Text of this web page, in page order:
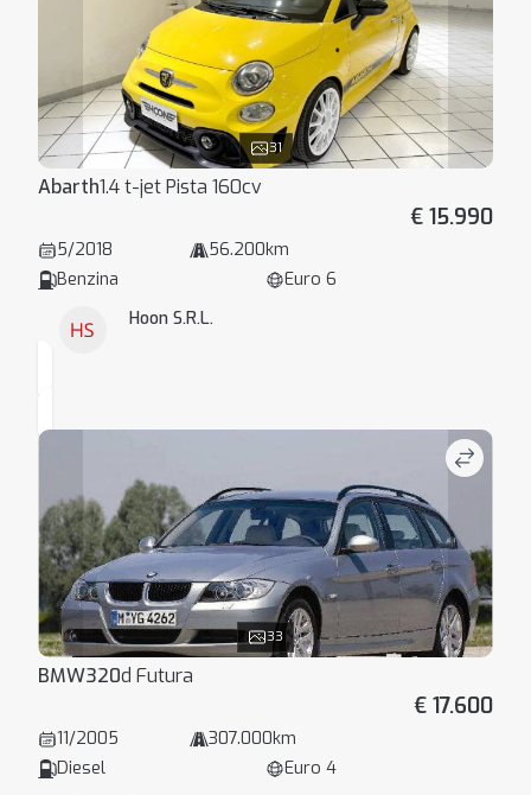
31
Abarth1.4 t-jet Pista 160cv
€ 15.990
5/2018
56.200km
Benzina
Euro 6
Hoon S.R.L.
33
BMW320d Futura
€ 17.600
11/2005
307.000km
Diesel
Euro 4